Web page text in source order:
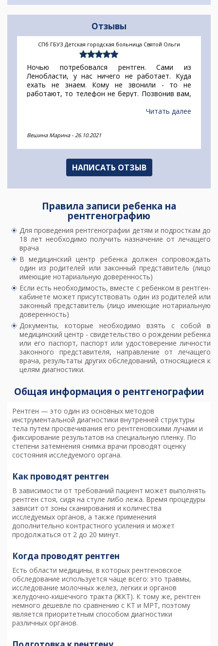
Отзывы
СПб ГБУЗ Детская городская больница Святой Ольги
Ночью потребовался рентген. Сами из
Ленобласти, у нас ничего не работает. Куда
ехать не знаем. Кому не звонили - то не
работают, то телефон не берут. Позвонив вам,
Приехали, сделали и сразу получили результат.
Читать далее
Вешина Марина - 26.10.2021
НАПИСАТЬ ОТЗЫВ
Правила записи ребенка на
рентгенографию
Для проведениярентгенографии детям и подросткам до
18 лет необходимо получить назначение от лечащего
врача
В медицинский центр ребенка должен сопровождать
один из родителей или законный представитель (лицо
имеющие нотариальную доверенность)
Если есть необходимость, вместе с ребенком в рентген-
кабинете может присутствовать один из родителей или
законный представитель (лицо имеющие нотариальную
доверенность)
Документы, которые необходимо взять с собой в
медицинский центр - свидетельство о рождении ребенка
или его паспорт, паспорт или удостоверение личности
законного представителя, направление от лечащего
врача, результаты других обследований, относящиеся к
целям диагностики.
Общая информация о рентгенографии
Рентген — это один из основных методов
инструментальной диагностики внутренней структуры
тела путем просвечивания его рентгеновскими лучами и
фиксирование результатов на специальную пленку. По
степени затемнения снимка врачи проводят оценку
состояния исследуемого органа.
Как проводят рентген
В зависимости от требований пациент может выполнять
рентген стоя, сидя на стуле либо лежа. Время процедуры
зависит от зоны сканирования и количества
исследуемых органов, а также применения
дополнительно контрастного усиления и может
продолжаться от 2 до 20 минут.
Когда проводят рентген
Есть области медицины, в которых рентгеновское
обследование используется чаще всего: это травмы,
исследование молочных желез, легких и органов
желудочно-кишечного тракта (ЖКТ). К тому же, рентген
немного дешевле по сравнению с КТ и МРТ, поэтому
является приоритетным способом диагностики
различных органов.